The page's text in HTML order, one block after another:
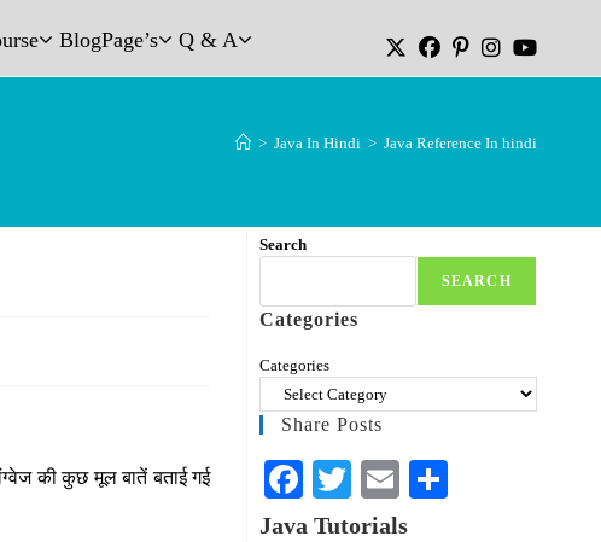
BlogPage’s Q & A
> Java In Hindi > Java Reference In hindi
की कुछ मूल बातें बताई गई
Search
SEARCH
Categories
Categories
Share Posts
Fa
ce
T
wi
E
m
Java Tutorials